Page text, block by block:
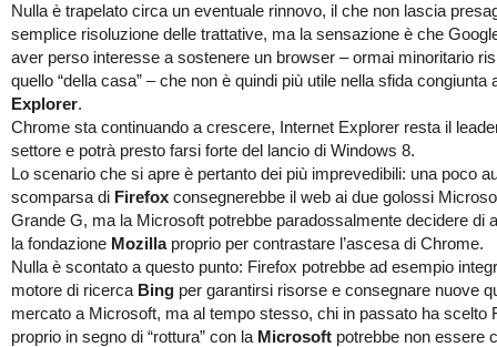
Nulla è trapelato circa un eventuale rinnovo, il che non lascia
semplice risoluzione delle trattative, ma la sensazione è che
aver perso interesse a sostenere un browser – ormai minoritario
quello “della casa” – che non è quindi più utile nella sfida congiunta
Explorer.
Chrome sta continuando a crescere, Internet Explorer resta il
settore e potrà presto farsi forte del lancio di Windows 8.
Lo scenario che si apre è pertanto dei più imprevedibili: una poco
scomparsa di Firefox consegnerebbe il web ai due golossi
Grande G, ma la Microsoft potrebbe paradossalmente decidere di
la fondazione Mozillaproprio per contrastare l’ascesa di Chrome.
Nulla è scontato a questo punto: Firefox potrebbe ad esempio
motore di ricerca Bing per garantirsi risorse e consegnare nuove
mercato a Microsoft, ma al tempo stesso, chi in passato ha scelto
proprio in segno di “rottura” con la Microsoft potrebbe non essere